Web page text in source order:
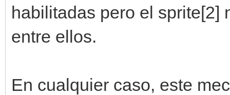
habilitadas pero el sprite[2]
entre ellos.
En cualquier caso, este